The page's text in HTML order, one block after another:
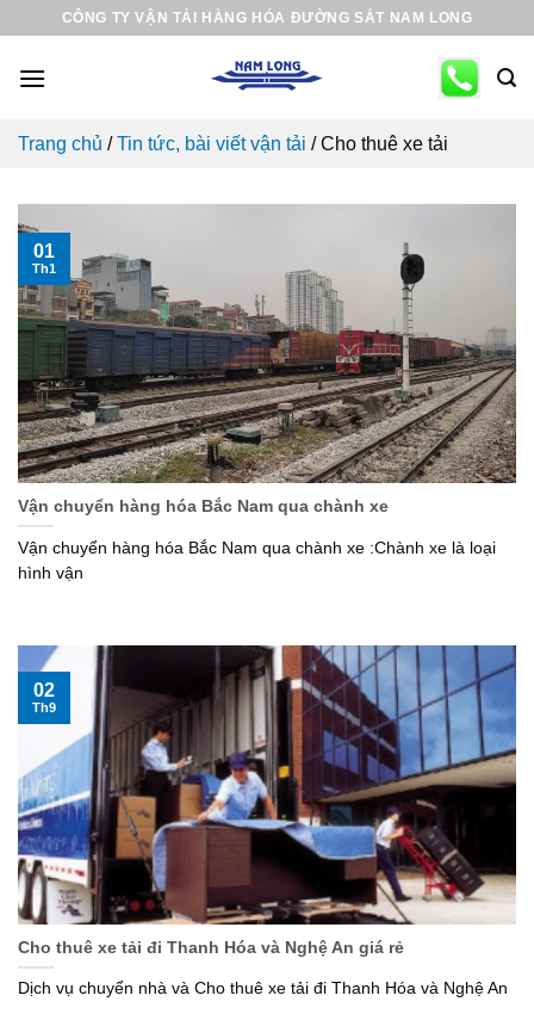
content
CÔNG TY VẬN TẢI HÀNG HÓA ĐƯỜNG SẮT NAM LONG
Trang chủ /Tin tức, bài viết vận tải /Cho thuê xe tải
Vận chuyển hàng hóa Bắc Nam qua chành xe
Vận chuyển hàng hóa Bắc Nam qua chành xe :Chành xe là loại
hình vận
01
Th1
Cho thuê xe tải đi Thanh Hóa và Nghệ An giá rẻ
Dịch vụ chuyển nhà và Cho thuê xe tải đi Thanh Hóa và Nghệ An
02
Th9